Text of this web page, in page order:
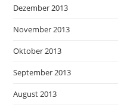
Dezember 2013
November 2013
Oktober 2013
September 2013
August 2013